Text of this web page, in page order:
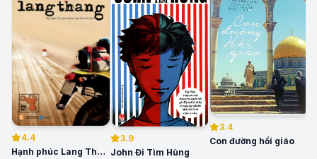
4.4
Hạnh phúc Lang Thang
3.9
John Đi Tìm Hùng
3.4
Con đường hồi giáo